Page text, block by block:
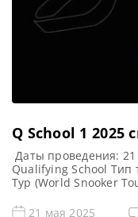
Q School 1 2025
Даты проведения:
Qualifying School
Тур (World Snooker
Англия,
21 мая 2025